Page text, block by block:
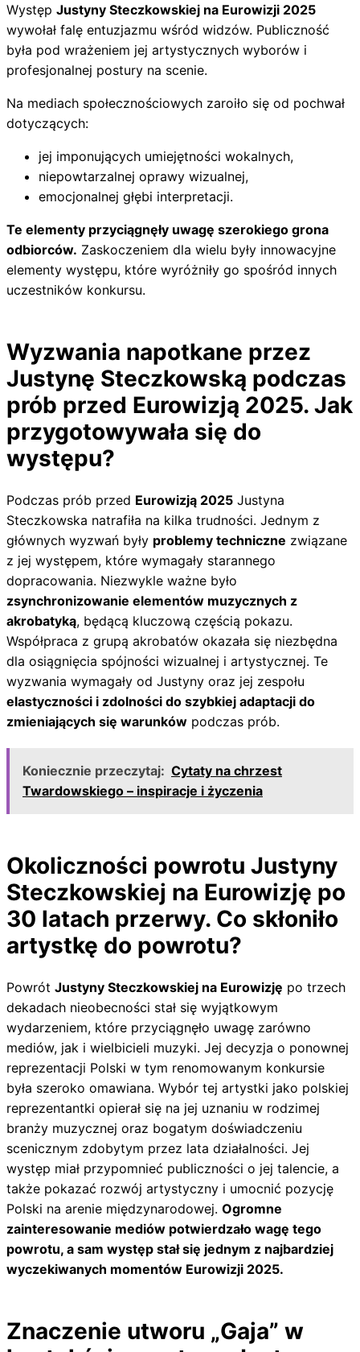
Występ Justyny Steczkowskiej na Eurowizji 2025
wywołał falę entuzjazmu wśród widzów. Publiczność
była pod wrażeniem jej artystycznych wyborów i
profesjonalnej postury na scenie.
Na mediach społecznościowych zaroiło się od pochwał
dotyczących:
jej imponujących umiejętności wokalnych,
niepowtarzalnej oprawy wizualnej,
emocjonalnej głębi interpretacji.
Te elementy przyciągnęły uwagę szerokiego grona
odbiorców. Zaskoczeniem dla wielu były innowacyjne
elementy występu, które wyróżniły go spośród innych
uczestników konkursu.
Wyzwania napotkane przez
Justynę Steczkowską podczas
prób przed Eurowizją 2025. Jak
przygotowywała się do
występu?
Podczas prób przed Eurowizją 2025 Justyna
Steczkowska natrafiła na kilka trudności. Jednym z
głównych wyzwań były problemy techniczne związane
z jej występem, które wymagały starannego
dopracowania. Niezwykle ważne było
zsynchronizowanie elementów muzycznych z
akrobatyką, będącą kluczową częścią pokazu.
Współpraca z grupą akrobatów okazała się niezbędna
dla osiągnięcia spójności wizualnej i artystycznej. Te
wyzwania wymagały od Justyny oraz jej zespołu
elastyczności i zdolności do szybkiej adaptacji do
zmieniających się warunków podczas prób.
Koniecznie przeczytaj: Cytaty na chrzest
Twardowskiego – inspiracje i życzenia
Okoliczności powrotu Justyny
Steczkowskiej na Eurowizję po
30 latach przerwy. Co skłoniło
artystkę do powrotu?
Powrót Justyny Steczkowskiej na Eurowizję po trzech
dekadach nieobecności stał się wyjątkowym
wydarzeniem, które przyciągnęło uwagę zarówno
mediów, jak i wielbicieli muzyki. Jej decyzja o ponownej
reprezentacji Polski w tym renomowanym konkursie
była szeroko omawiana. Wybór tej artystki jako polskiej
reprezentantki opierał się na jej uznaniu w rodzimej
branży muzycznej oraz bogatym doświadczeniu
scenicznym zdobytym przez lata działalności. Jej
występ miał przypomnieć publiczności o jej talencie, a
także pokazać rozwój artystyczny i umocnić pozycję
Polski na arenie międzynarodowej. Ogromne
zainteresowanie mediów potwierdzało wagę tego
powrotu, a sam występ stał się jednym z najbardziej
wyczekiwanych momentów Eurowizji 2025.
Znaczenie utworu „Gaja” w